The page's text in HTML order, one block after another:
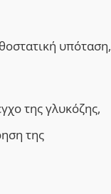
υπόταση,
της γλυκόζης,
της